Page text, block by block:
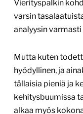
Vierityspalkin
varsin
analyysin varmasti
Mutta kuten
hyödyllinen, ja
tällaisia pieniä ja
kehitysbuumissa
alkaa myös